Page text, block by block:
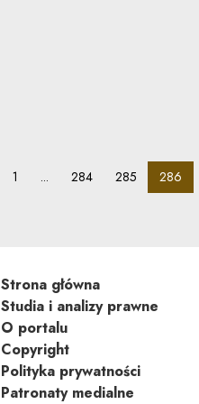
pagination_page:
1 ... pagination_page:
284 pagination_page:
285 286
Strona główna
Studia i analizy prawne
O portalu
Copyright
Polityka prywatności
Patronaty medialne